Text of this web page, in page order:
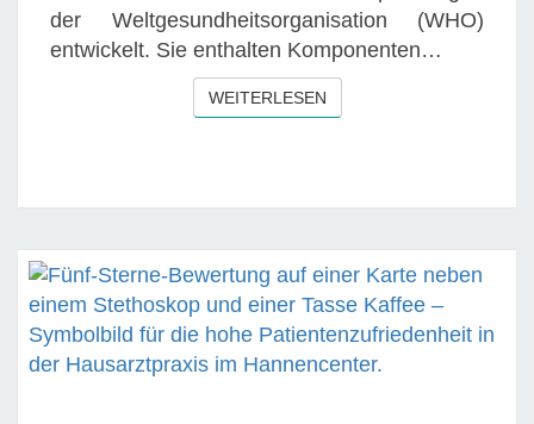
S
T
I
E
N
H
E
U
M
E
I
N
F
U
N
G
A
der Weltgesundheitsorganisation (WHO)
entwickelt. Sie enthalten Komponenten…
WEITERLESEN